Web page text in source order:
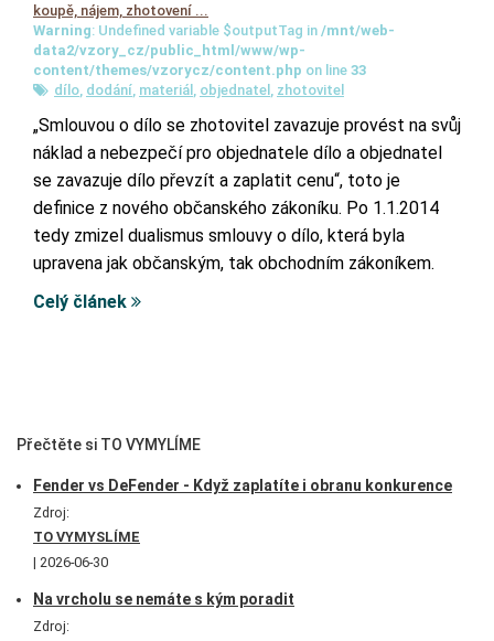
koupě, nájem, zhotovení ...
Warning: Undefined variable $outputTag in /mnt/web-
data2/vzory_cz/public_html/www/wp-
content/themes/vzorycz/content.php on line 33
dílo, dodání, materiál , objednatel , zhotovitel
„Smlouvou o dílo se zhotovitel zavazuje provést na svůj
náklad a nebezpečí pro objednatele dílo a objednatel
se zavazuje dílo převzít a zaplatit cenu“, toto je
definice z nového občanského zákoníku. Po 1.1.2014
tedy zmizel dualismus smlouvy o dílo, která byla
upravena jak občanským, tak obchodním zákoníkem.
Celý článek
Přečtěte si TO VYMYLÍME
Fender vs DeFender - Když zaplatíte i obranu konkurence
Zdroj:
TO VYMYSLÍME
2026-06-30
Na vrcholu se nemáte s kým poradit
Zdroj: